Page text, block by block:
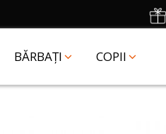
BĂRBAȚI COPII
CADOUun